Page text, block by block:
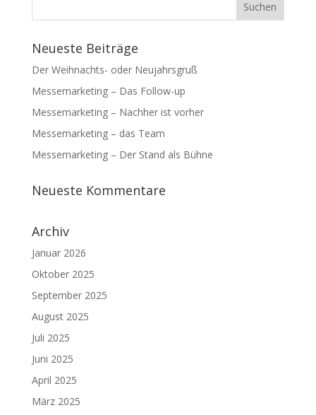
Neueste Beiträge
Der Weihnachts- oder Neujahrsgruß
Messemarketing – Das Follow-up
Messemarketing – Nachher ist vorher
Messemarketing – das Team
Messemarketing – Der Stand als Bühne
Neueste Kommentare
Archiv
Januar 2026
Oktober 2025
September 2025
August 2025
Juli 2025
Juni 2025
April 2025
März 2025